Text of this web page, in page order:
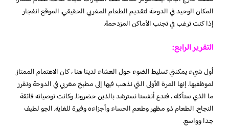
المكان الوحيد في الدوحة لتقديم الطعام المغربي الحقيقي. الموقع انفجار
إذا كنت ترغب في تجنب الأماكن المزدحمة.
التقرير الرابع:
أول شيء يمكنني تسليط الضوء حول العشاء لدينا هنا ، كان الاهتمام الممتاز
لموظفيها. إنها المرة الأولى التي نذهب فيها إلى مطبخ مغربي في الدوحة ونقرر
ما الذي سنأكله ، فندع أنفسنا نسترشد بالذين حضرونا. وكانت توصياته فائقة
النجاح. الطعام ذو مظهر وطعم الحساء وأجزاءه وفيرة للغاية. الجو لطيف
جدا وواسع.